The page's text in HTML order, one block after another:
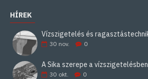
HÍREK
30 nov. 0
A Sika szerepe a vízszigetelésben
30 okt. 0